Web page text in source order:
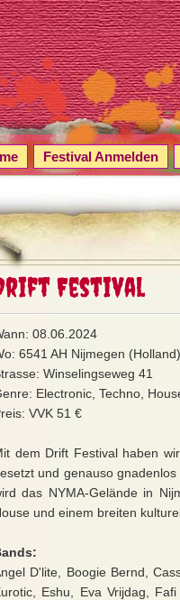
Festival Anmelden
Festival
08.06.2024
6541 AH Nijmegen (Holland)
Winselingseweg 41
Electronic, Techno,
VVK 51 €
dem Drift Festival haben
und genauso
das NYMA-Gelände in
und einem breiten
D'lite, Boogie Bernd,
Eshu, Eva Vrijdag,